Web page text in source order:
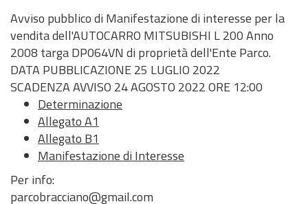
Avviso pubblico di Manifestazione di interesse per la
vendita dell'AUTOCARRO MITSUBISHI L 200 Anno
2008 targa DP064VN di proprietà dell'Ente Parco.
DATA PUBBLICAZIONE 25 LUGLIO 2022
SCADENZA AVVISO 24 AGOSTO 2022 ORE 12:00
Determinazione
Allegato A1
Allegato B1
Manifestazione di Interesse
Per info:
parcobracciano@gmail.com